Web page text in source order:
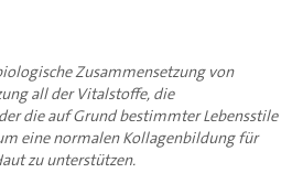
Zusammensetzung von
all der Vitalstoffe, die
die auf Grund bestimmter Lebensstile
eine normalen Kollagenbildung für
zu unterstützen.